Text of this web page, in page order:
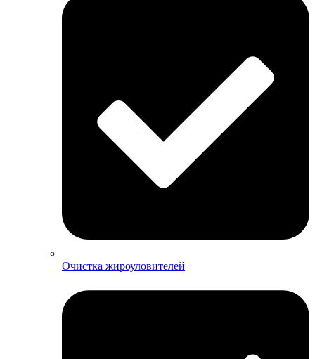
Очистка жироуловителей